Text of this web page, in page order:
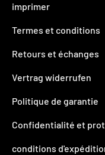
imprimer
Termes et conditions
Retours et échanges
Vertrag widerrufen
Politique de garantie
Confidentialité et
conditions